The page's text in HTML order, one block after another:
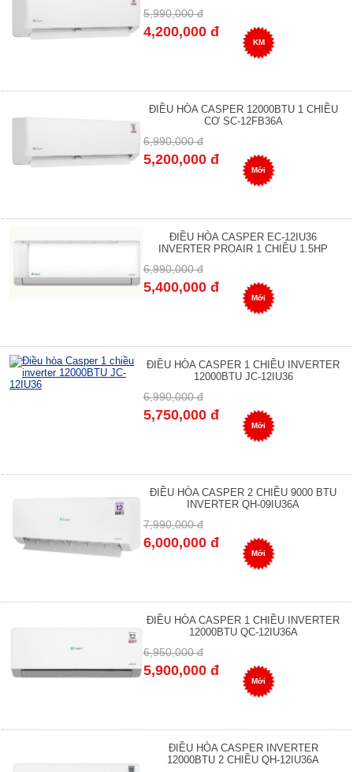
5,990,000 đ
4,200,000 đ
KM
ĐIỀU HÒA CASPER 12000BTU 1 CHIỀU
CƠ SC-12FB36A
6,990,000 đ
5,200,000 đ
Mới
ĐIỀU HÒA CASPER EC-12IU36
INVERTER PROAIR 1 CHIỀU 1.5HP
6,990,000 đ
5,400,000 đ
Mới
ĐIỀU HÒA CASPER 1 CHIỀU INVERTER
12000BTU JC-12IU36
6,990,000 đ
5,750,000 đ
Mới
ĐIỀU HÒA CASPER 2 CHIỀU 9000 BTU
INVERTER QH-09IU36A
7,990,000 đ
6,000,000 đ
Mới
ĐIỀU HÒA CASPER 1 CHIỀU INVERTER
12000BTU QC-12IU36A
6,950,000 đ
5,900,000 đ
Mới
ĐIỀU HÒA CASPER INVERTER
12000BTU 2 CHIỀU QH-12IU36A